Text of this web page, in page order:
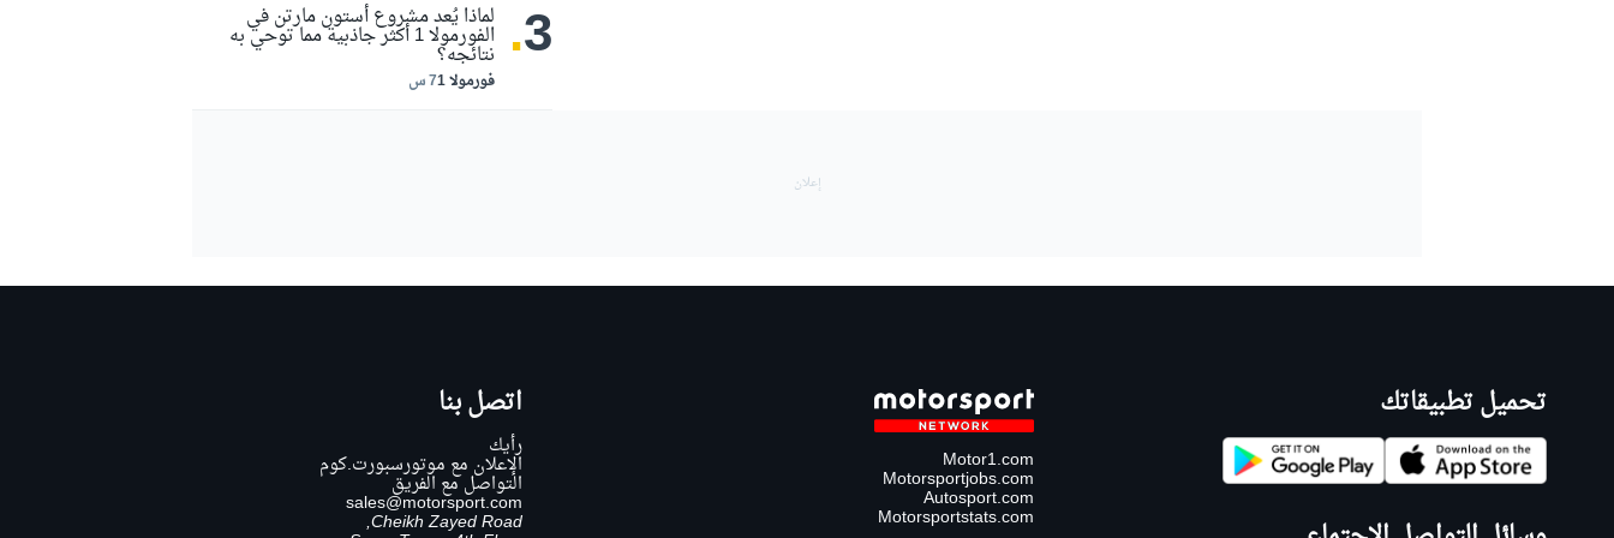
3
. فورمولا 1 7 س
لماذا يُعد مشروع أستون مارتن في
الفورمولا 1 أكثر جاذبية مما توحي به
نتائجه؟
تحميل تطبيقاتك
Motor1.com
Motorsportjobs.com
Autosport.com
Motorsportstats.com
اتصل بنا
رأيك
الإعلان مع موتورسبورت.كوم
التواصل مع الفريق
sales@motorsport.com
Cheikh Zayed Road,